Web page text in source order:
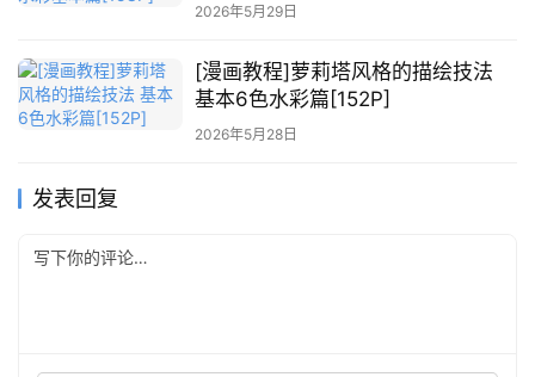
2026年5月29日
[漫画教程]萝莉塔风格的描绘技法
基本6色水彩篇[152P]
2026年5月28日
发表回复